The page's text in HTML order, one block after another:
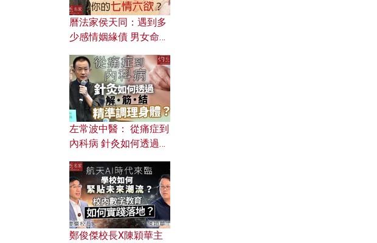
曆法家侯天同：遇到多
少感情姻緣債 男女命途
的七情六欲？
左常波中醫： 從痛症到
內科病 針灸如何透過解
鄭俊傑校長X陳穎華主